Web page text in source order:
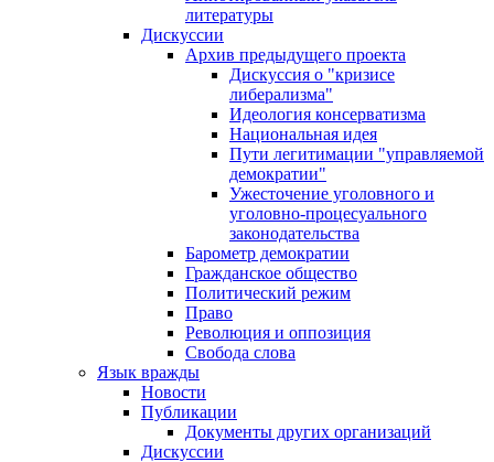
литературы
Дискуссии
Архив предыдущего проекта
Дискуссия о "кризисе
либерализма"
Идеология консерватизма
Национальная идея
Пути легитимации "управляемой
демократии"
Ужесточение уголовного и
уголовно-процесуального
законодательства
Барометр демократии
Гражданское общество
Политический режим
Право
Революция и оппозиция
Свобода слова
Язык вражды
Новости
Публикации
Документы других организаций
Дискуссии